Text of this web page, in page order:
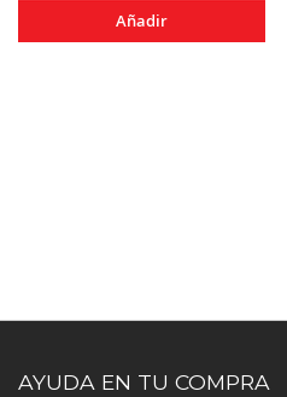
Añadir
AYUDA EN TU COMPRA